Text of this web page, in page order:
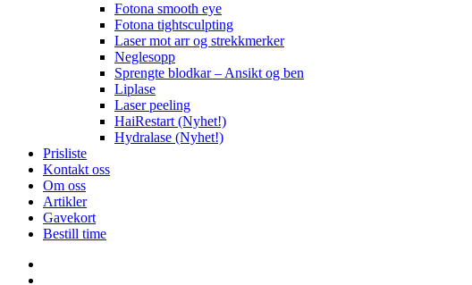
Fotona smooth eye
Fotona tightsculpting
Laser mot arr og strekkmerker
Neglesopp
Sprengte blodkar – Ansikt og ben
Liplase
Laser peeling
HaiRestart (Nyhet!)
Hydralase (Nyhet!)
Prisliste
Kontakt oss
Om oss
Artikler
Gavekort
Bestill time